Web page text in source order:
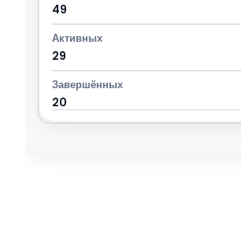
49
29
20